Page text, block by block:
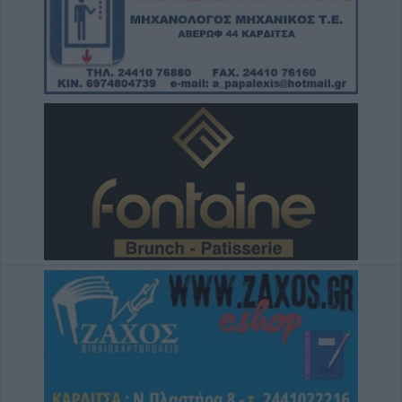
Άνω Λιόσια: Συνελήφθησαν δύο άνδρες για
τον θάνατο 72χρονου που βρέθηκε σε
αυτοκίνητο
6 Αυγούστου 2026, 17:50
Την Παρασκευή 7 Αυγούστου η κηδεία του
Αθανάσιου Ταξιάρχη
Πυρκαγιά σε γεωργική έκταση στην Κρήνη
Φαρσάλων – Τέθηκε υπό μερικό έλεγχο το
βράδυ της Πέμπτης (+Βίντεο)
6 Αυγούστου 2026, 17:36
Δημόσιες Σ.Α.Ε.Κ.: 860 τμήματα και 95
ειδικότητες για το 2026-2027
6 Αυγούστου 2026, 17:21
Την Παρασκευή (7/8) η δεύτερη καταβολή